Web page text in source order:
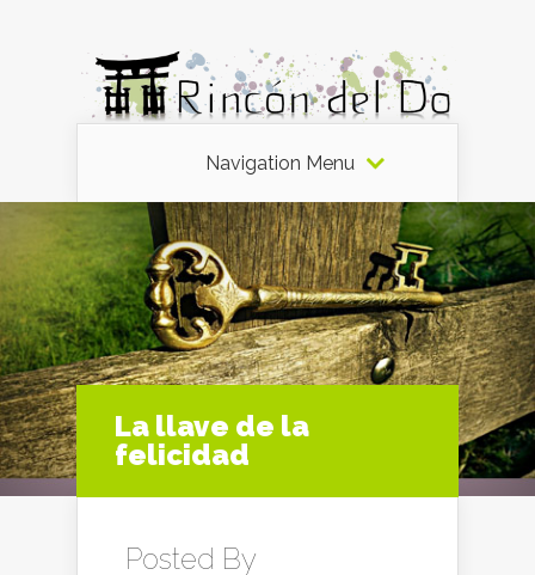
Navigation Menu
La llave de la
felicidad
Posted By